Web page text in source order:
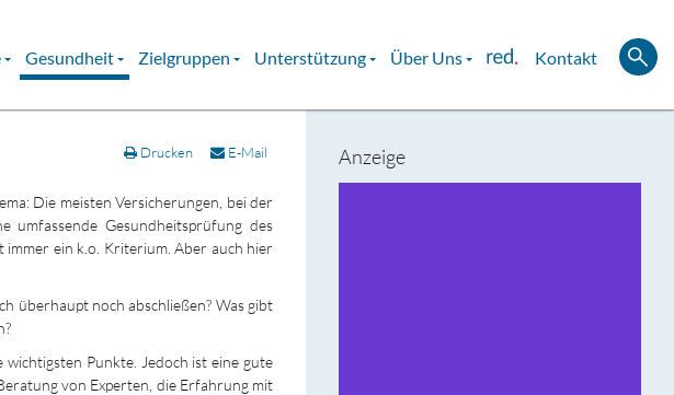
Gesundheit Zielgruppen Unterstützung Über Uns Kontakt
Drucken E-Mail
Die meisten Versicherungen, bei der
umfassende Gesundheitsprüfung des
ein k.o. Kriterium. Aber auch hier
überhaupt noch abschließen? Was gibt
Punkte. Jedoch ist eine gute
von Experten, die Erfahrung mit
Anzeige